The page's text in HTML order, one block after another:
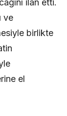
ve
birlikte
el